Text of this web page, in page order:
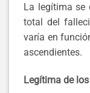
La legítima se
total del
varía en
ascendientes.
Legítima de